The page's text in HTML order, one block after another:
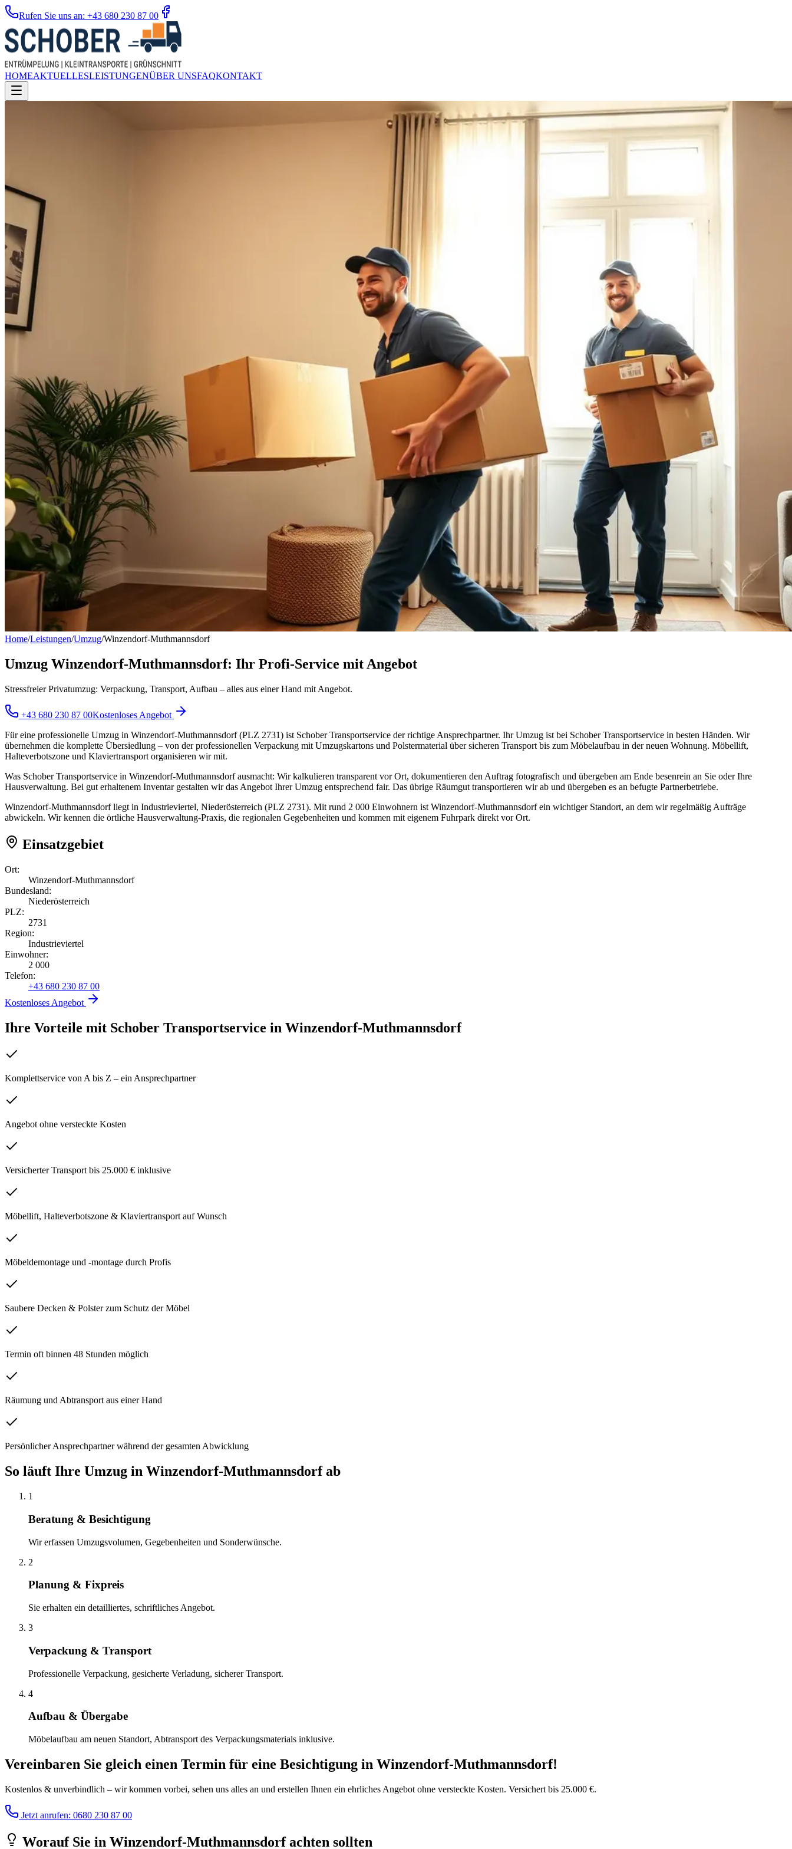
Rufen Sie uns an: +43 680 230 87 00
HOMEAKTUELLESLEISTUNGENÜBER UNSFAQKONTAKT
Home/Leistungen/Umzug/Winzendorf-Muthmannsdorf
Umzug Winzendorf-Muthmannsdorf: Ihr Profi-Service mit Angebot
Stressfreier Privatumzug: Verpackung, Transport, Aufbau – alles aus einer Hand mit Angebot.
+43 680 230 87 00Kostenloses Angebot
Für eine professionelle Umzug in Winzendorf-Muthmannsdorf (PLZ 2731) ist Schober Transportservice der richtige Ansprechpartner. Ihr Umzug ist bei Schober Transportservice in besten Händen. Wir
übernehmen die komplette Übersiedlung – von der professionellen Verpackung mit Umzugskartons und Polstermaterial über sicheren Transport bis zum Möbelaufbau in der neuen Wohnung. Möbellift,
Halteverbotszone und Klaviertransport organisieren wir mit.
Was Schober Transportservice in Winzendorf-Muthmannsdorf ausmacht: Wir kalkulieren transparent vor Ort, dokumentieren den Auftrag fotografisch und übergeben am Ende besenrein an Sie oder Ihre
Hausverwaltung. Bei gut erhaltenem Inventar gestalten wir das Angebot Ihrer Umzug entsprechend fair. Das übrige Räumgut transportieren wir ab und übergeben es an befugte Partnerbetriebe.
Winzendorf-Muthmannsdorf liegt in Industrieviertel, Niederösterreich (PLZ 2731). Mit rund 2 000 Einwohnern ist Winzendorf-Muthmannsdorf ein wichtiger Standort, an dem wir regelmäßig Aufträge
abwickeln. Wir kennen die örtliche Hausverwaltung-Praxis, die regionalen Gegebenheiten und kommen mit eigenem Fuhrpark direkt vor Ort.
Einsatzgebiet
Ort:
Winzendorf-Muthmannsdorf
Bundesland:
Niederösterreich
PLZ:
2731
Region:
Industrieviertel
Einwohner:
2 000
Telefon:
+43 680 230 87 00
Kostenloses Angebot
Ihre Vorteile mit Schober Transportservice in Winzendorf-Muthmannsdorf
Komplettservice von A bis Z – ein Ansprechpartner
Angebot ohne versteckte Kosten
Versicherter Transport bis 25.000 € inklusive
Möbellift, Halteverbotszone & Klaviertransport auf Wunsch
Möbeldemontage und -montage durch Profis
Saubere Decken & Polster zum Schutz der Möbel
Termin oft binnen 48 Stunden möglich
Räumung und Abtransport aus einer Hand
Persönlicher Ansprechpartner während der gesamten Abwicklung
So läuft Ihre Umzug in Winzendorf-Muthmannsdorfab
1
Beratung & Besichtigung
Wir erfassen Umzugsvolumen, Gegebenheiten und Sonderwünsche.
2
Planung & Fixpreis
Sie erhalten ein detailliertes, schriftliches Angebot.
3
Verpackung & Transport
Professionelle Verpackung, gesicherte Verladung, sicherer Transport.
4
Aufbau & Übergabe
Möbelaufbau am neuen Standort, Abtransport des Verpackungsmaterials inklusive.
Vereinbaren Sie gleich einen Termin für eine Besichtigung in Winzendorf-Muthmannsdorf!
Kostenlos & unverbindlich – wir kommen vorbei, sehen uns alles an und erstellen Ihnen ein ehrliches Angebot ohne versteckte Kosten. Versichert bis 25.000 €.
Jetzt anrufen: 0680 230 87 00
Worauf Sie in Winzendorf-Muthmannsdorfachten sollten